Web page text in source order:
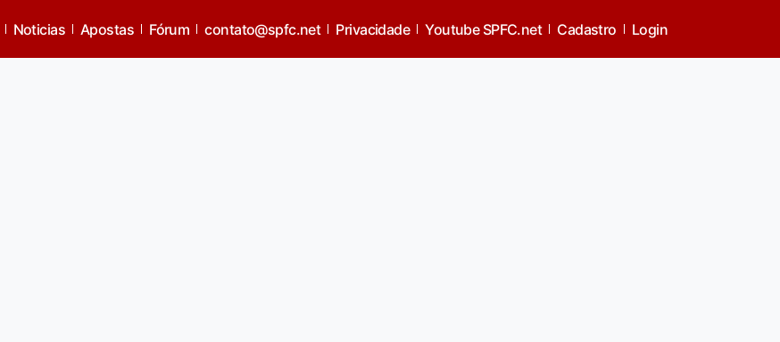
Noticias Apostas Fórum contato@spfc.net Privacidade Youtube SPFC.net Cadastro Login